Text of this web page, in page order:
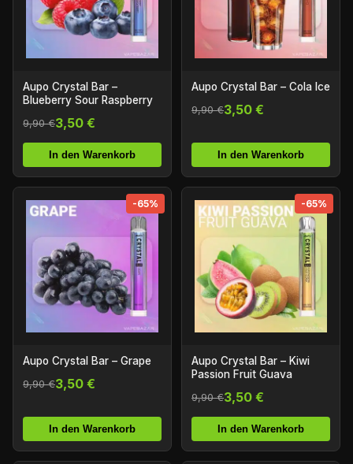
Aupo Crystal Bar –
Blueberry Sour Raspberry
9,90 €3,50 €
In den Warenkorb
Aupo Crystal Bar – Cola Ice
9,90 €3,50 €
In den Warenkorb
-65%
Aupo Crystal Bar – Grape
9,90 €3,50 €
In den Warenkorb
-65%
Aupo Crystal Bar – Kiwi
Passion Fruit Guava
9,90 €3,50 €
In den Warenkorb